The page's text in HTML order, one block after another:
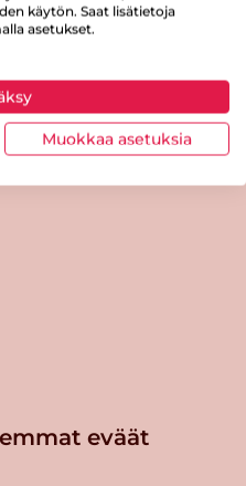
tuote
eväät
käytön. Saat lisätietoja
asetukset.
Muokkaa asetuksia